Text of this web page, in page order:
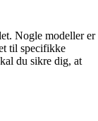
Nogle modeller er
til specifikke
du sikre dig, at